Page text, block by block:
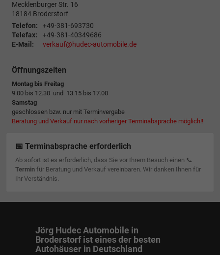
Mecklenburger Str. 16
18184 Broderstorf
Telefon:
+49-381-693730
Telefax:
+49-381-40349686
E-Mail:
verkauf@hudec-automobile.de
Öffnungszeiten
Montag bis Freitag
9.00 bis 12.30 und 13.15 bis 17.00
Samstag
geschlossen bzw. nur mit Terminvergabe
Beratung und Verkauf nur nach vorheriger Terminabsprache möglich!!
📅 Terminabsprache erforderlich
Ab sofort ist es erforderlich, dass Sie vor Ihrem Besuch einen 📞
Terminfür Beratung und Verkauf vereinbaren. Wir danken Ihnen für
Ihr Verständnis.
Jörg Hudec Automobile in
Broderstorf ist eines der besten
Autohäuser in Deutschland